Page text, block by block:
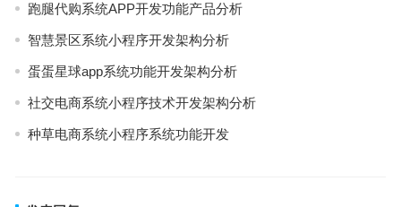
跑腿代购系统APP开发功能产品分析
智慧景区系统小程序开发架构分析
蛋蛋星球app系统功能开发架构分析
社交电商系统小程序技术开发架构分析
种草电商系统小程序系统功能开发